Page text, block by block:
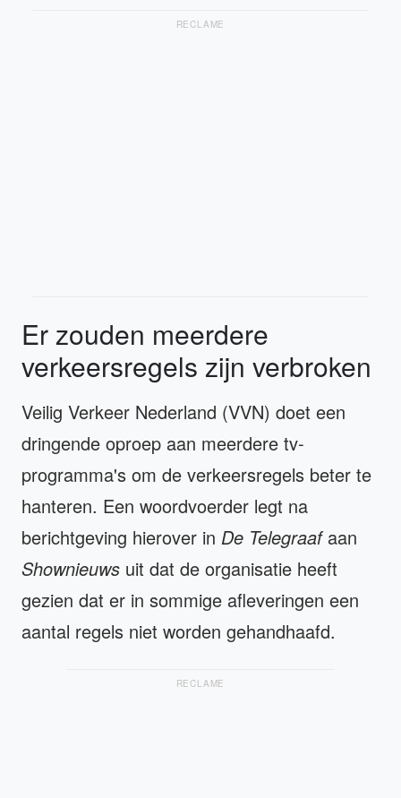
RECLAME
Er zouden meerdere
verkeersregels zijn verbroken
Veilig Verkeer Nederland (VVN) doet een
dringende oproep aan meerdere tv-
programma's om de verkeersregels beter te
hanteren. Een woordvoerder legt na
berichtgeving hierover in De Telegraafaan
Shownieuws uit dat de organisatie heeft
gezien dat er in sommige afleveringen een
aantal regels niet worden gehandhaafd.
RECLAME